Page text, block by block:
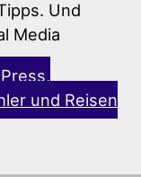
Und
Media
und Reisen